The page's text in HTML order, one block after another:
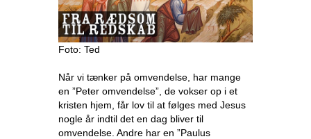
Foto: Ted
Når vi tænker på omvendelse, har mange
en ”Peter omvendelse”, de vokser op i et
kristen hjem, får lov til at følges med Jesus
nogle år indtil det en dag bliver til
omvendelse. Andre har en ”Paulus